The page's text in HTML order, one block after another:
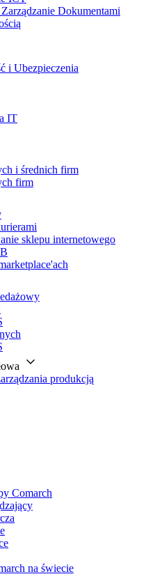
Dokumentami
i Ubezpieczenia
IT
i średnich firm
firm
sklepu internetowego
produkcją
Comarch
na świecie